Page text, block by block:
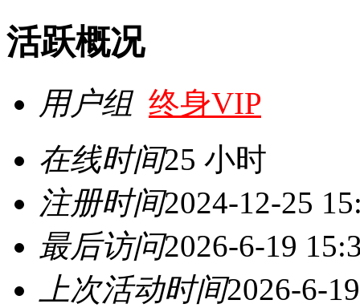
活跃概况
用户组 终身VIP
在线时间25 小时
注册时间2024-12-25
最后访问2026-6-19
上次活动时间2026-6-